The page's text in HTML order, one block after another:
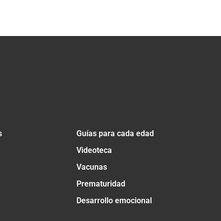
Guías para cada edad
Videoteca
Vacunas
Prematuridad
Desarrollo emocional